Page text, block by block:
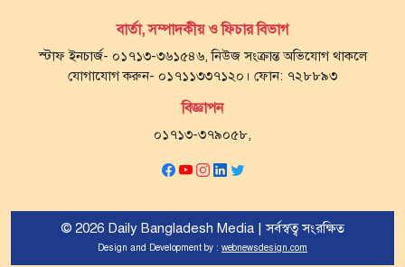
বার্তা, সম্পাদকীয় ও ফিচার বিভাগ
স্টাফ ইনচার্জ- ০১৭১৩-৩৬১৫৪৬, নিউজ সংক্রান্ত অভিযোগ থাকলে
যোগাযোগ করুন- ০১৭১১৩৩৭১২০। ফোন: ৭২৮৮৯৩
বিজ্ঞাপন
০১৭১৩-৩৭৯০৫৮,
© 2026 Daily Bangladesh Media | সর্বস্বত্ব সংরক্ষিত
Design and Development by : webnewsdesign.com